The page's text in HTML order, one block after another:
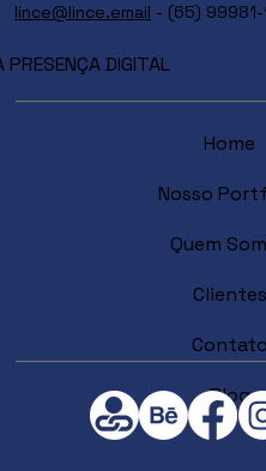
DIGITAL
Home
Nosso
Quem
Clientes
Contato
Blog
lince@lince.email - (65) 99981-